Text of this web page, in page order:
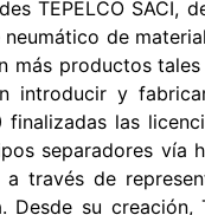
TEPELCO
de
más productos
introducir y
las
separadores
través de
Desde su